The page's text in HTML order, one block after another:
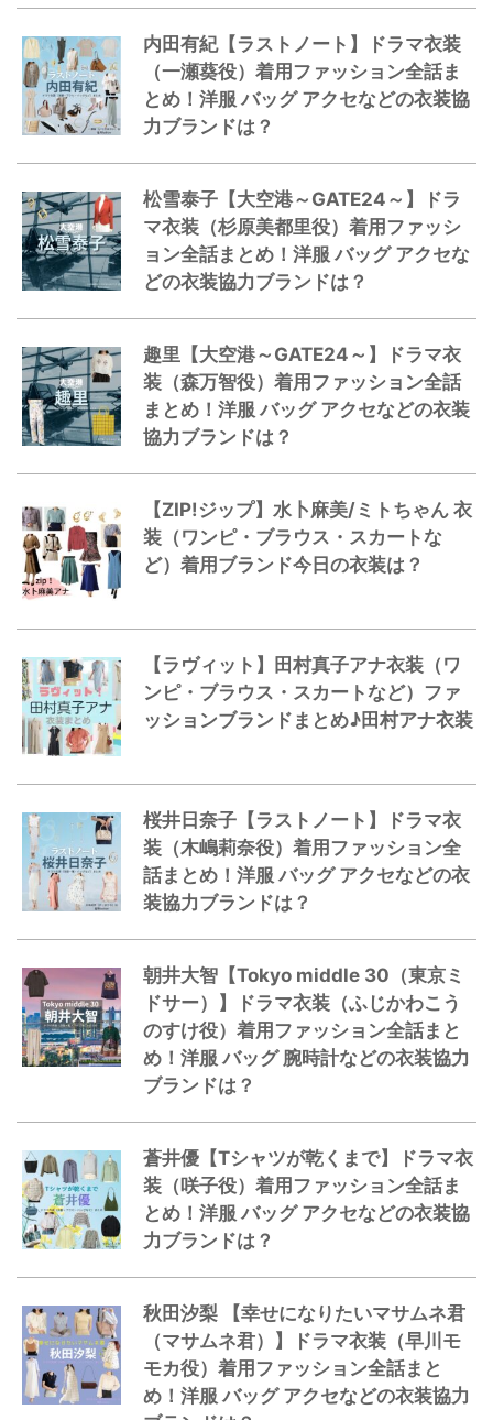
内田有紀【ラストノート】ドラマ衣装
（一瀬葵役）着用ファッション全話ま
とめ！洋服 バッグ アクセなどの衣装協
力ブランドは？
松雪泰子【大空港～GATE24～】ドラ
マ衣装（杉原美都里役）着用ファッシ
ョン全話まとめ！洋服 バッグ アクセな
どの衣装協力ブランドは？
趣里【大空港～GATE24～】ドラマ衣
装（森万智役）着用ファッション全話
まとめ！洋服 バッグ アクセなどの衣装
協力ブランドは？
【ZIP!ジップ】水卜麻美/ミトちゃん 衣
装（ワンピ・ブラウス・スカートな
ど）着用ブランド今日の衣装は？
【ラヴィット】田村真子アナ衣装（ワ
ンピ・ブラウス・スカートなど）ファ
ッションブランドまとめ♪田村アナ衣装
桜井日奈子【ラストノート】ドラマ衣
装（木嶋莉奈役）着用ファッション全
話まとめ！洋服 バッグ アクセなどの衣
装協力ブランドは？
朝井大智【Tokyo middle 30（東京ミ
ドサー）】ドラマ衣装（ふじかわこう
のすけ役）着用ファッション全話まと
め！洋服 バッグ 腕時計などの衣装協力
ブランドは？
蒼井優【Tシャツが乾くまで】ドラマ衣
装（咲子役）着用ファッション全話ま
とめ！洋服 バッグ アクセなどの衣装協
力ブランドは？
秋田汐梨 【幸せになりたいマサムネ君
（マサムネ君）】ドラマ衣装（早川モ
モカ役）着用ファッション全話まと
め！洋服 バッグ アクセなどの衣装協力